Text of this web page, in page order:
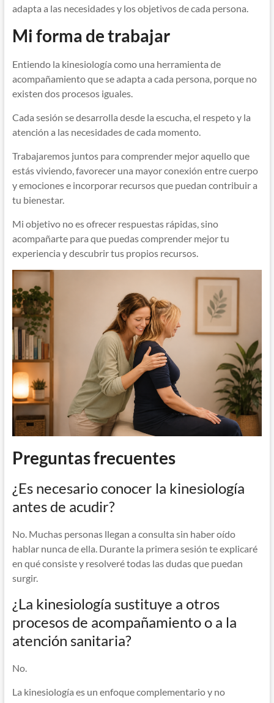
adapta a las necesidades y los objetivos de cada persona.
Mi forma de trabajar
Entiendo la kinesiología como una herramienta de
acompañamiento que se adapta a cada persona, porque no
existen dos procesos iguales.
Cada sesión se desarrolla desde la escucha, el respeto y la
atención a las necesidades de cada momento.
Trabajaremos juntos para comprender mejor aquello que
estás viviendo, favorecer una mayor conexión entre cuerpo
y emociones e incorporar recursos que puedan contribuir a
tu bienestar.
Mi objetivo no es ofrecer respuestas rápidas, sino
acompañarte para que puedas comprender mejor tu
experiencia y descubrir tus propios recursos.
Preguntas frecuentes
¿Es necesario conocer la kinesiología
antes de acudir?
No. Muchas personas llegan a consulta sin haber oído
hablar nunca de ella. Durante la primera sesión te explicaré
en qué consiste y resolveré todas las dudas que puedan
surgir.
¿La kinesiología sustituye a otros
procesos de acompañamiento o a la
atención sanitaria?
No.
La kinesiología es un enfoque complementario y no